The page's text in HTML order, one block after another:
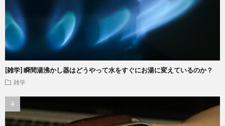
[雑学] 瞬間湯沸かし器はどうやって水をすぐにお湯に変えているのか？
雑学